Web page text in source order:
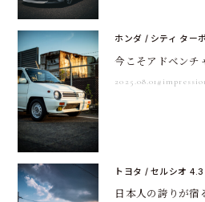
ホンダ / シティ ター
今こそアドベンチ
2025.08.01
トヨタ / セルシオ
日本人の誇りが宿